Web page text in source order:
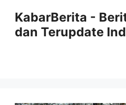
KabarBerita -
dan Terupdate